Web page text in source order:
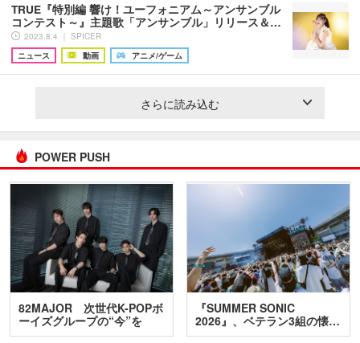
TRUE『特別編 響け！ユーフォニアム～アンサンブル
コンテスト～』主題歌「アンサンブル」リリース＆…
2023.8.4 ｜ SPICER
ニュース
動画 アニメ/ゲーム
さらに読み込む
POWER PUSH
82MAJOR 次世代K-POPボ
ーイズグループの“今”を
訊…
『SUMMER SONIC
2026』、ベテラン3組の懐…